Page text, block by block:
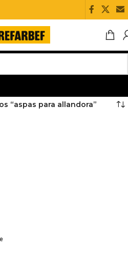
“aspas para allandora”